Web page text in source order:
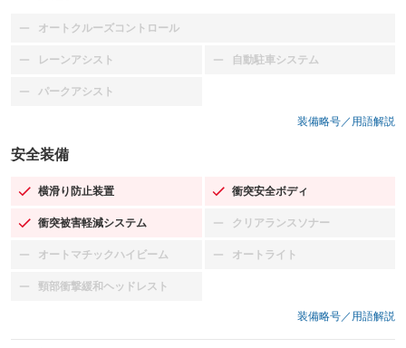
オートクルーズコントロール
：装備なし
レーンアシスト
：装備なし 自動駐車システム
：装備なし
パークアシスト
：装備なし
装備略号／用語解説
安全装備
横滑り防止装置
：装備あり 衝突安全ボディ
：装備あり
衝突被害軽減システム
：装備あり クリアランスソナー
：装備なし
オートマチックハイビーム
：装備なし オートライト
：装備なし
頸部衝撃緩和ヘッドレスト
：装備なし
装備略号／用語解説